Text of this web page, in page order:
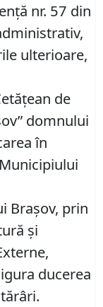
nr. 57 din
ulterioare,
de
domnului
în
Braşov, prin
şi
ducerea